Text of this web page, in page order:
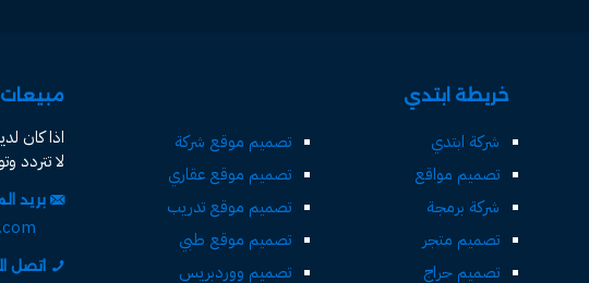
خريطة ابتدي
شركة ابتدي
تصميم مواقع
شركة برمجة
تصميم متجر
تصميم حراج
تصميم موقع شركة
تصميم موقع عقاري
تصميم موقع تدريب
تصميم موقع طبي
تصميم ووردبريس
مبيعات
اذا كان
لا تتردد
بريد
اتصل